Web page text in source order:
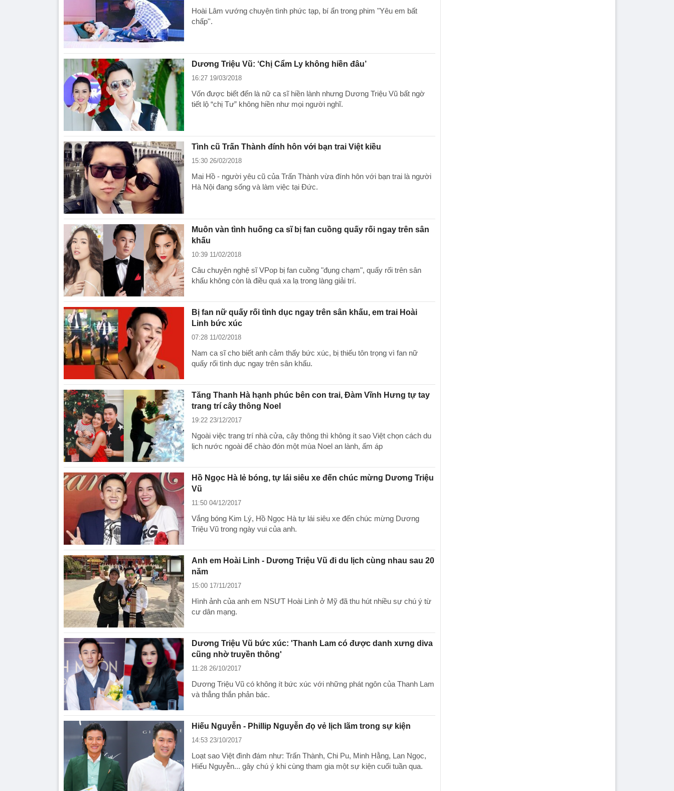
Hoài Lâm vướng chuyện tình phức tạp, bí ẩn trong phim "Yêu em bất
chấp''.
Dương Triệu Vũ: ‘Chị Cẩm Ly không hiền đâu’
16:27 19/03/2018
Vốn được biết đến là nữ ca sĩ hiền lành nhưng Dương Triệu Vũ bất ngờ
tiết lộ “chị Tư” không hiền như mọi người nghĩ.
Tình cũ Trấn Thành đính hôn với bạn trai Việt kiều
15:30 26/02/2018
Mai Hồ - người yêu cũ của Trấn Thành vừa đính hôn với bạn trai là người
Hà Nội đang sống và làm việc tại Đức.
Muôn vàn tình huống ca sĩ bị fan cuồng quấy rối ngay trên sân
khấu
10:39 11/02/2018
Câu chuyện nghệ sĩ VPop bị fan cuồng "đụng chạm", quấy rối trên sân
khấu không còn là điều quá xa lạ trong làng giải trí.
Bị fan nữ quấy rối tình dục ngay trên sân khấu, em trai Hoài
Linh bức xúc
07:28 11/02/2018
Nam ca sĩ cho biết anh cảm thấy bức xúc, bị thiếu tôn trọng vì fan nữ
quấy rối tình dục ngay trên sân khấu.
Tăng Thanh Hà hạnh phúc bên con trai, Đàm Vĩnh Hưng tự tay
trang trí cây thông Noel
19:22 23/12/2017
Ngoài việc trang trí nhà cửa, cây thông thì không ít sao Việt chọn cách du
lịch nước ngoài để chào đón một mùa Noel an lành, ấm áp
Hồ Ngọc Hà lẻ bóng, tự lái siêu xe đến chúc mừng Dương Triệu
Vũ
11:50 04/12/2017
Vắng bóng Kim Lý, Hồ Ngọc Hà tự lái siêu xe đến chúc mừng Dương
Triệu Vũ trong ngày vui của anh.
Anh em Hoài Linh - Dương Triệu Vũ đi du lịch cùng nhau sau 20
năm
15:00 17/11/2017
Hình ảnh của anh em NSƯT Hoài Linh ở Mỹ đã thu hút nhiều sự chú ý từ
cư dân mạng.
Dương Triệu Vũ bức xúc: 'Thanh Lam có được danh xưng diva
cũng nhờ truyền thông'
11:28 26/10/2017
Dương Triệu Vũ có không ít bức xúc với những phát ngôn của Thanh Lam
và thẳng thắn phản bác.
Hiếu Nguyễn - Phillip Nguyễn đọ vẻ lịch lãm trong sự kiện
14:53 23/10/2017
Loạt sao Việt đình đám như: Trấn Thành, Chi Pu, Minh Hằng, Lan Ngọc,
Hiếu Nguyễn... gây chú ý khi cùng tham gia một sự kiện cuối tuần qua.